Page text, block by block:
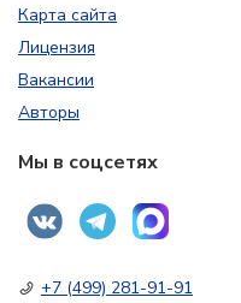
Карта сайта
Лицензия
Вакансии
Авторы
Мы в соцсетях
+7 (499) 281-91-91